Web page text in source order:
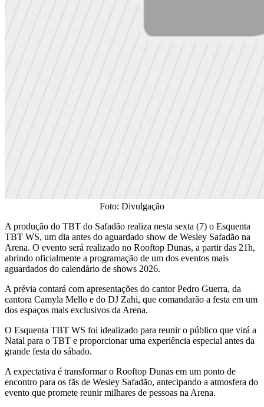
Foto: Divulgação
​A produção do TBT do Safadão realiza nesta sexta (7) o Esquenta
TBT WS, um dia antes do aguardado show de Wesley Safadão na
Arena. O evento será realizado no Rooftop Dunas, a partir das 21h,
abrindo oficialmente a programação de um dos eventos mais
aguardados do calendário de shows 2026.
​A prévia contará com apresentações do cantor Pedro Guerra, da
cantora Camyla Mello e do DJ Zahi, que comandarão a festa em um
dos espaços mais exclusivos da Arena.
​O Esquenta TBT WS foi idealizado para reunir o público que virá a
Natal para o TBT e proporcionar uma experiência especial antes da
grande festa do sábado.
A expectativa é transformar o Rooftop Dunas em um ponto de
encontro para os fãs de Wesley Safadão, antecipando a atmosfera do
evento que promete reunir milhares de pessoas na Arena.